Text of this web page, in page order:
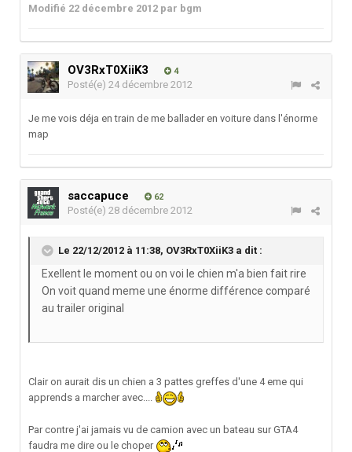
Modifié 22 décembre 2012 par bgm
OV3RxT0XiiK3 4
Posté(e) 24 décembre 2012
Je me vois déja en train de me ballader en voiture dans l'énorme
map
saccapuce 62
Posté(e) 28 décembre 2012
Le 22/12/2012 à 11:38, OV3RxT0XiiK3 a dit :
Exellent le moment ou on voi le chien m'a bien fait rire
On voit quand meme une énorme différence comparé
au trailer original
Clair on aurait dis un chien a 3 pattes greffes d'une 4 eme qui
apprends a marcher avec....
Par contre j'ai jamais vu de camion avec un bateau sur GTA4
faudra me dire ou le choper